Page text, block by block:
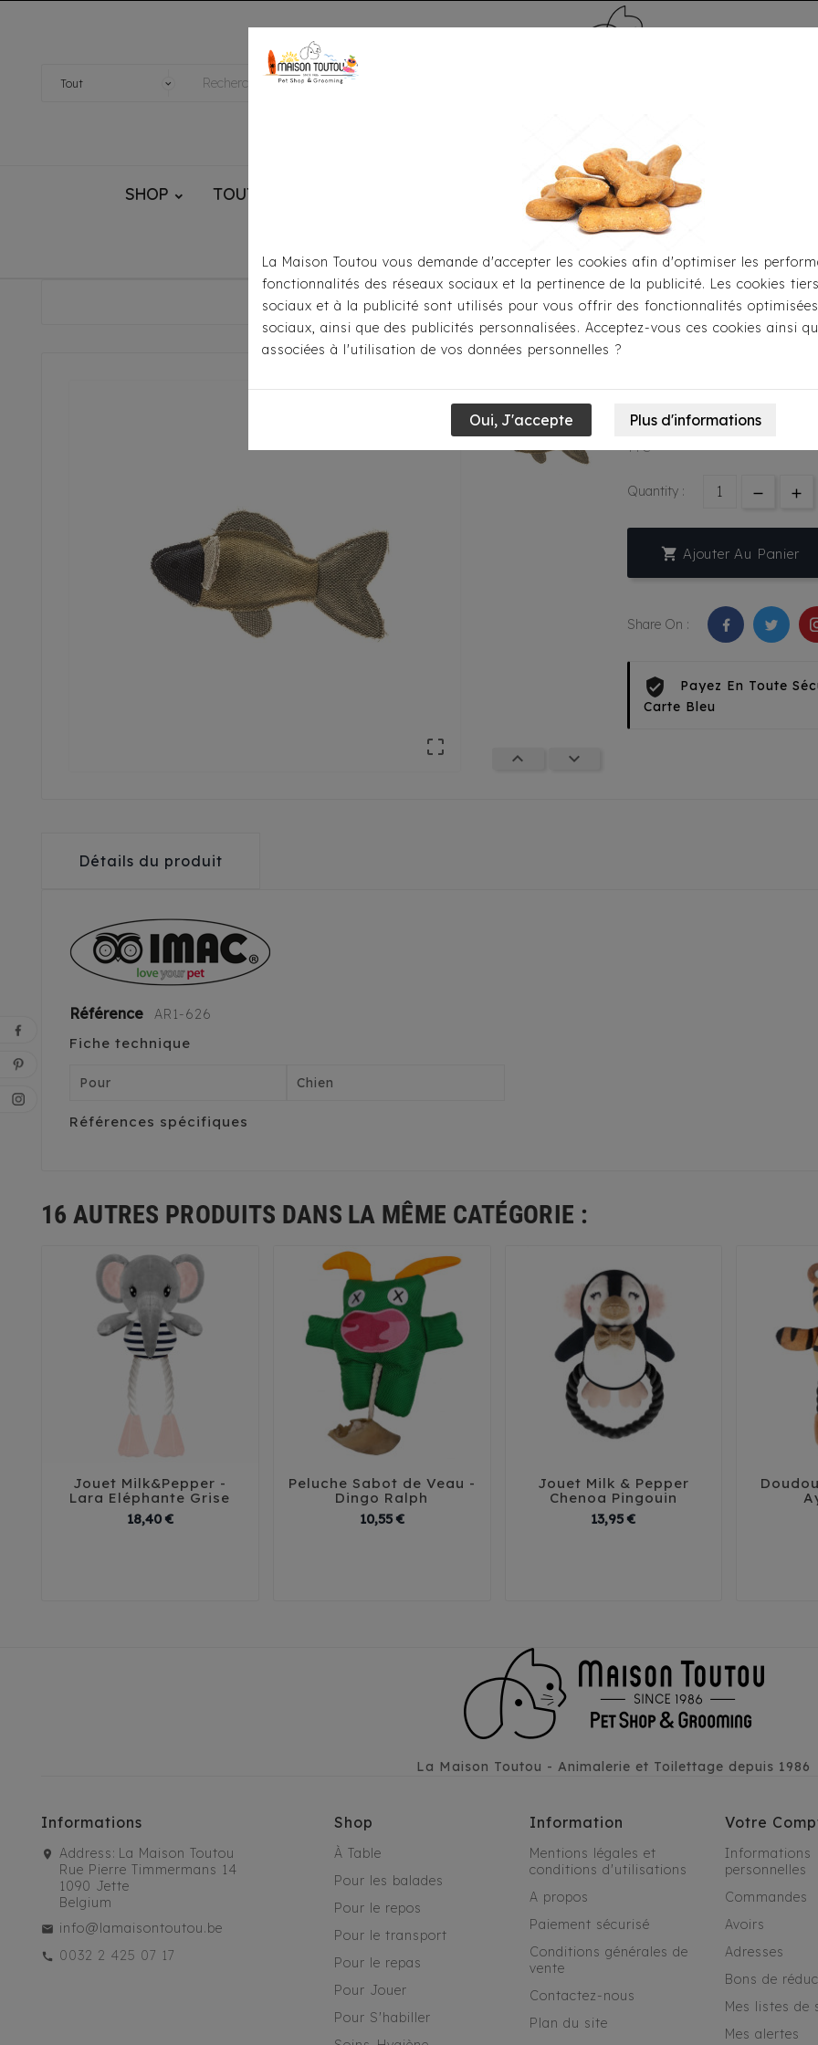
SHOP TOUTOU® HANDMADE MÉDAILLE - PET ID TAG TOILETTAGE
Accueil Pour Jouer Peluches-Doudous Peluche - Natural

 
Peluche -
4,05 €
TTC
Quantity :
 Ajouter Au Panier
Share On :
Payez En Toute
Carte Bleu
Détails du produit
Référence AR1-626
Fiche technique
Pour Chien
Références spécifiques
16 AUTRES PRODUITS DANS LA MÊME CATÉGORIE :
  
Jouet Milk&Pepper -
Lara Eléphante Grise
18,40 €Prix
  
Peluche Sabot de Veau -
Dingo Ralph
10,55 €Prix
  
Jouet Milk & Pepper
Chenoa Pingouin
13,95 €Prix

La Maison Toutou - Animalerie et Toilettage depuis 1986
Informations
Address: La Maison Toutou
Rue Pierre Timmermans 14
1090 Jette
Belgium
info@lamaisontoutou.be
0032 2 425 07 17
Shop
À Table
Pour les balades
Pour le repos
Pour le transport
Pour le repas
Pour Jouer
Pour S'habiller
Information
Mentions légales et
conditions d'utilisations
A propos
Paiement sécurisé
Conditions générales de
vente
Contactez-nous
Plan du site
Votre
Informations
personnelles
Commandes
Avoirs
Adresses
Bons de
Mes listes de
Mes alertes
La Maison Toutou vous demande d'accepter les cookies afin d'optimiser les
fonctionnalités des réseaux sociaux et la pertinence de la publicité. Les cookies
sociaux et à la publicité sont utilisés pour vous offrir des fonctionnalités
sociaux, ainsi que des publicités personnalisées. Acceptez-vous ces cookies ainsi
associées à l'utilisation de vos données personnelles ?